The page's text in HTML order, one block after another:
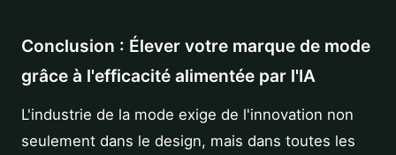
Conclusion : Élever votre marque de mode
grâce à l'efficacité alimentée par l'IA
L'industrie de la mode exige de l'innovation non
seulement dans le design, mais dans toutes les